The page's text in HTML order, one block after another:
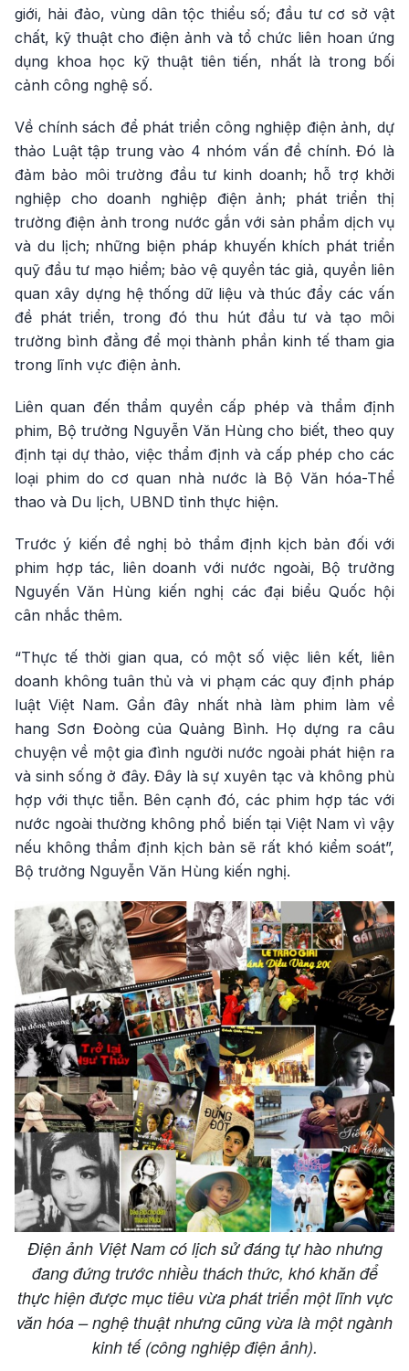
giới, hải đảo, vùng dân tộc thiểu số; đầu tư cơ sở vật
chất, kỹ thuật cho điện ảnh và tổ chức liên hoan ứng
dụng khoa học kỹ thuật tiên tiến, nhất là trong bối
cảnh công nghệ số.
Về chính sách để phát triển công nghiệp điện ảnh, dự
thảo Luật tập trung vào 4 nhóm vấn đề chính. Đó là
đảm bảo môi trường đầu tư kinh doanh; hỗ trợ khởi
nghiệp cho doanh nghiệp điện ảnh; phát triển thị
trường điện ảnh trong nước gắn với sản phẩm dịch vụ
và du lịch; những biện pháp khuyến khích phát triển
quỹ đầu tư mạo hiểm; bảo vệ quyền tác giả, quyền liên
quan xây dựng hệ thống dữ liệu và thúc đẩy các vấn
đề phát triển, trong đó thu hút đầu tư và tạo môi
trường bình đẳng để mọi thành phần kinh tế tham gia
trong lĩnh vực điện ảnh.
Liên quan đến thẩm quyền cấp phép và thẩm định
phim, Bộ trưởng Nguyễn Văn Hùng cho biết, theo quy
định tại dự thảo, việc thẩm định và cấp phép cho các
loại phim do cơ quan nhà nước là Bộ Văn hóa-Thể
thao và Du lịch, UBND tỉnh thực hiện.
Trước ý kiến đề nghị bỏ thẩm định kịch bản đối với
phim hợp tác, liên doanh với nước ngoài, Bộ trưởng
Nguyến Văn Hùng kiến nghị các đại biểu Quốc hội
cân nhắc thêm.
“Thực tế thời gian qua, có một số việc liên kết, liên
doanh không tuân thủ và vi phạm các quy định pháp
luật Việt Nam. Gần đây nhất nhà làm phim làm về
hang Sơn Đoòng của Quảng Bình. Họ dựng ra câu
chuyện về một gia đình người nước ngoài phát hiện ra
và sinh sống ở đây. Đây là sự xuyên tạc và không phù
hợp với thực tiễn. Bên cạnh đó, các phim hợp tác với
nước ngoài thường không phổ biến tại Việt Nam vì vậy
nếu không thẩm định kịch bản sẽ rất khó kiểm soát”,
Bộ trưởng Nguyễn Văn Hùng kiến nghị.
Điện ảnh Việt Nam có lịch sử đáng tự hào nhưng
đang đứng trước nhiều thách thức, khó khăn để
thực hiện được mục tiêu vừa phát triển một lĩnh vực
văn hóa – nghệ thuật nhưng cũng vừa là một ngành
kinh tế (công nghiệp điện ảnh).